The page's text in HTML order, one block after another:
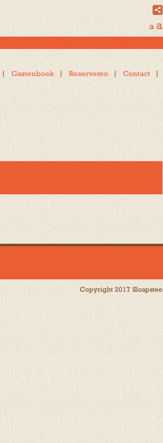
a a
Gastenboek Reserveren Contact
Copyright 2017 Sloapstee